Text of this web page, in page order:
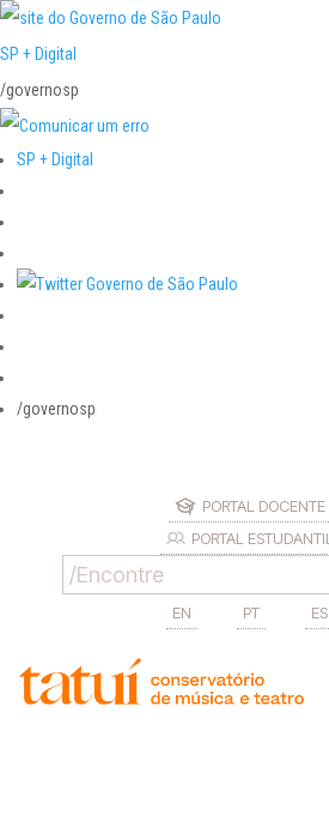
SP + Digital
/governosp
SP + Digital
/governosp
PORTAL DOCENTE
PORTAL ESTUDANTIL
EN PT ES